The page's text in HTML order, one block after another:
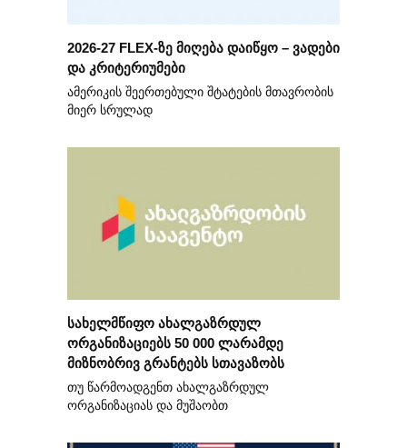
2026-27 FLEX-ზე მიღება დაიწყო – ვადები
და კრიტერიუმები
ამერიკის შეერთებული შტატების მთავრობის
მიერ სრულად
სახელმწიფო ახალგაზრდულ
ორგანიზაციებს 50 000 ლარამდე
მიზნობრივ გრანტებს სთავაზობს
თუ წარმოადგენთ ახალგაზრდულ
ორგანიზაციას და მუშაობთ